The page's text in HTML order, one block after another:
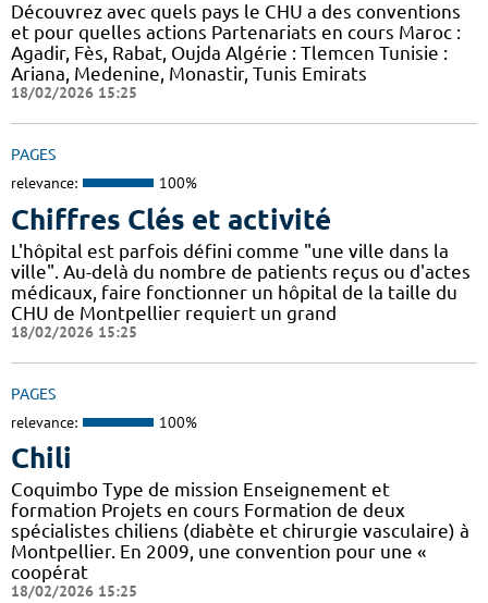
Découvrez avec quels pays le CHU a des conventions
et pour quelles actions Partenariats en cours Maroc :
Agadir, Fès, Rabat, Oujda Algérie : Tlemcen Tunisie :
Ariana, Medenine, Monastir, Tunis Emirats
18/02/2026 15:25
PAGES
relevance: 100%
Chiffres Clés et activité
L'hôpital est parfois défini comme "une ville dans la
ville". Au-delà du nombre de patients reçus ou d'actes
médicaux, faire fonctionner un hôpital de la taille du
CHU de Montpellier requiert un grand
18/02/2026 15:25
PAGES
relevance: 100%
Chili
Coquimbo Type de mission Enseignement et
formation Projets en cours Formation de deux
spécialistes chiliens (diabète et chirurgie vasculaire) à
Montpellier. En 2009, une convention pour une «
coopérat
18/02/2026 15:25